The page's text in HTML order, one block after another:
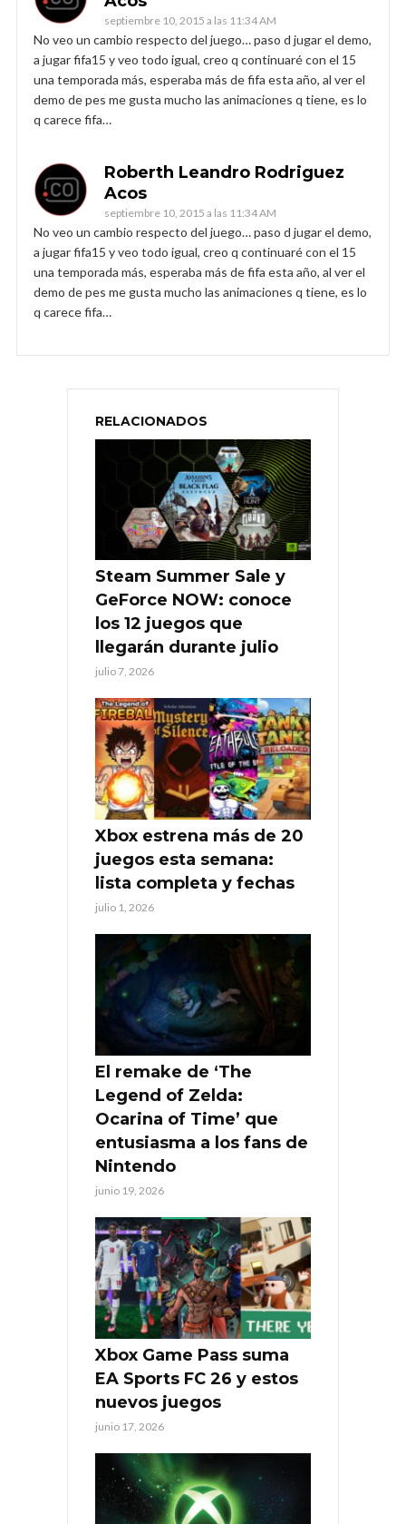
septiembre 10, 2015 a las 11:34 AM
No veo un cambio respecto del juego… paso d jugar el demo,
a jugar fifa15 y veo todo igual, creo q continuaré con el 15
una temporada más, esperaba más de fifa esta año, al ver el
demo de pes me gusta mucho las animaciones q tiene, es lo
q carece fifa…
Roberth Leandro Rodriguez
Acos
septiembre 10, 2015 a las 11:34 AM
No veo un cambio respecto del juego… paso d jugar el demo,
a jugar fifa15 y veo todo igual, creo q continuaré con el 15
una temporada más, esperaba más de fifa esta año, al ver el
demo de pes me gusta mucho las animaciones q tiene, es lo
q carece fifa…
RELACIONADOS
Steam Summer Sale y
GeForce NOW: conoce
los 12 juegos que
llegarán durante julio
julio 7, 2026
Xbox estrena más de 20
juegos esta semana:
lista completa y fechas
julio 1, 2026
El remake de ‘The
Legend of Zelda:
Ocarina of Time’ que
entusiasma a los fans de
Nintendo
junio 19, 2026
Xbox Game Pass suma
EA Sports FC 26 y estos
nuevos juegos
junio 17, 2026